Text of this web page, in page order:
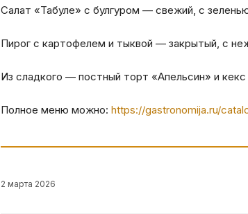
Салат «Табуле» с булгуром — свежий, с
Пирог с картофелем и тыквой — закрытый, с
Из сладкого — постный торт «Апельсин» и
Полное меню можно: https://gastronomija.ru/
2 марта 2026